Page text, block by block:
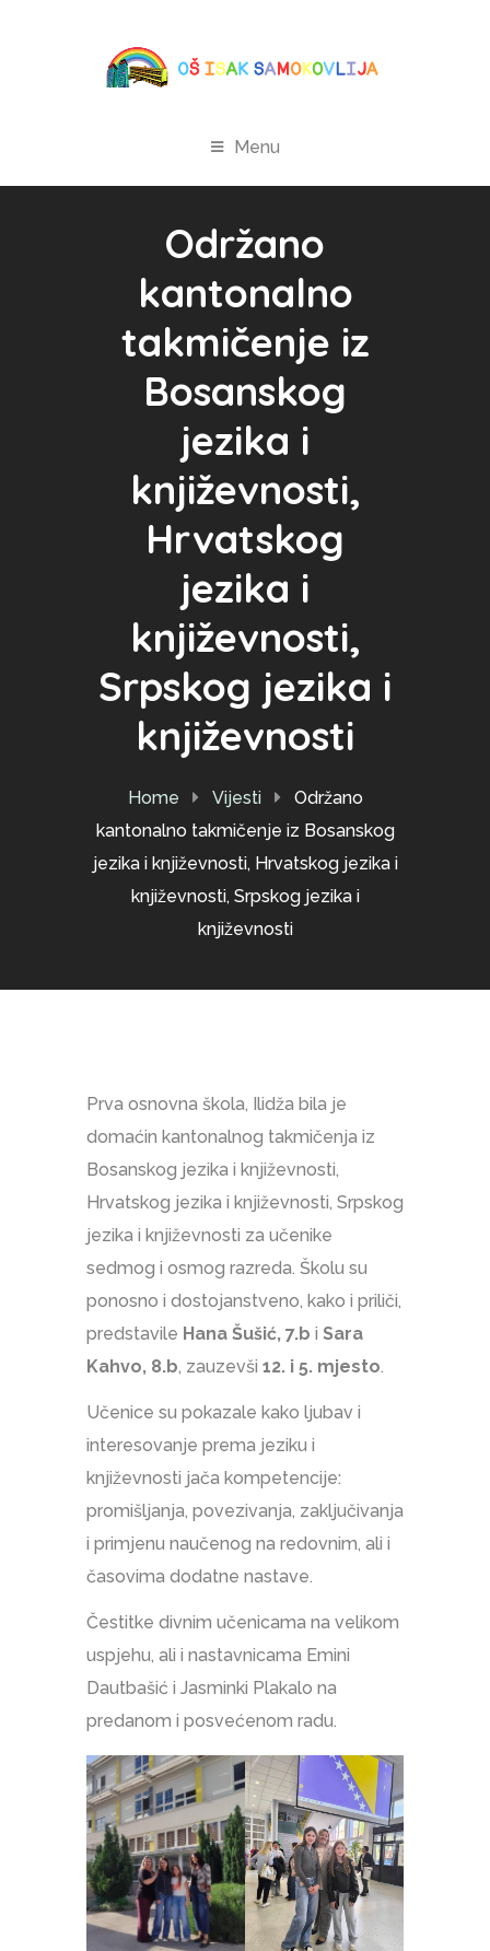
Menu
Održano
kantonalno
takmičenje iz
Bosanskog
jezika i
književnosti,
Hrvatskog
jezika i
književnosti,
Srpskog jezika i
književnosti
Home Vijesti
Održano
kantonalno takmičenje iz Bosanskog
jezika i književnosti, Hrvatskog jezika i
književnosti, Srpskog jezika i
književnosti
Prva osnovna škola, Ilidža bila je
domaćin kantonalnog takmičenja iz
Bosanskog jezika i književnosti,
Hrvatskog jezika i književnosti, Srpskog
jezika i književnosti za učenike
sedmog i osmog razreda. Školu su
ponosno i dostojanstveno, kako i priliči,
predstavile Hana Šušić, 7.b i Sara
Kahvo, 8.b, zauzevši 12. i 5. mjesto.
Učenice su pokazale kako ljubav i
interesovanje prema jeziku i
književnosti jača kompetencije:
promišljanja, povezivanja, zaključivanja
i primjenu naučenog na redovnim, ali i
časovima dodatne nastave.
Čestitke divnim učenicama na velikom
uspjehu, ali i nastavnicama Emini
Dautbašić i Jasminki Plakalo na
predanom i posvećenom radu.